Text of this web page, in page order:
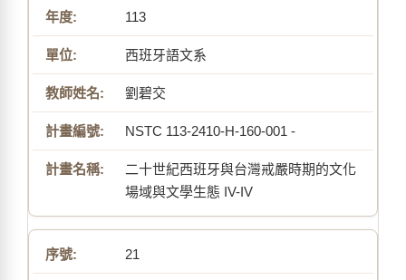
113
西班牙語文系
劉碧交
NSTC 113-2410-H-160-001 -
二十世紀西班牙與台灣戒嚴時期的文化
場域與文學生態 IV-IV
21